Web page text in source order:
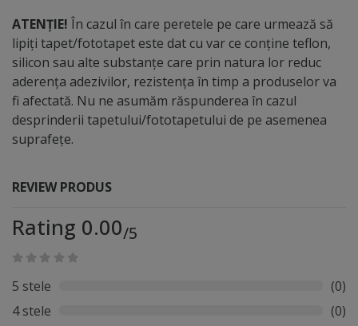
ATENȚIE! În cazul în care peretele pe care urmează să
lipiți tapet/fototapet este dat cu var ce conține teflon,
silicon sau alte substanțe care prin natura lor reduc
aderența adezivilor, rezistența în timp a produselor va
fi afectată. Nu ne asumăm răspunderea în cazul
desprinderii tapetului/fototapetului de pe asemenea
suprafețe.
REVIEW PRODUS
Rating 0.00/5
5 stele
(0)
4 stele
(0)